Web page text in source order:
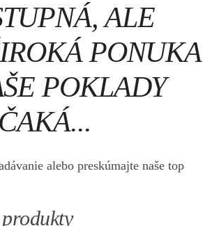
ALE
PONUKA
POKLADY
alebo preskúmajte naše top